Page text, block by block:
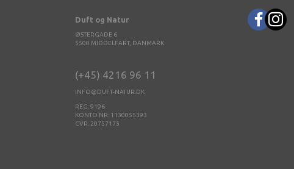
Duft og Natur
ØSTERGADE 6
5500 MIDDELFART, DANMARK
(+45) 4216 96 11
INFO@DUFT-NATUR.DK
REG: 9196
KONTO NR: 1130055393
CVR: 20757175